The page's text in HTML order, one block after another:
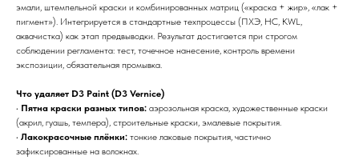
эмали, штемпельной краски и комбинированных матриц («краска + жир», «лак +
пигмент»). Интегрируется в стандартные техпроцессы (ПХЭ, HC, KWL,
аквачистка) как этап предвыводки. Результат достигается при строгом
соблюдении регламента: тест, точечное нанесение, контроль времени
экспозиции, обязательная промывка.
Что удаляет D3 Paint (D3 Vernice)
• Пятна краски разных типов: аэрозольная краска, художественные краски
(акрил, гуашь, темпера), строительные краски, эмалевые покрытия.
• Лакокрасочные плёнки: тонкие лаковые покрытия, частично
зафиксированные на волокнах.